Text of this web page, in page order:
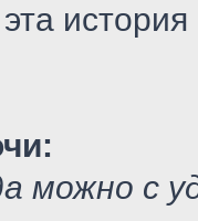
можно с